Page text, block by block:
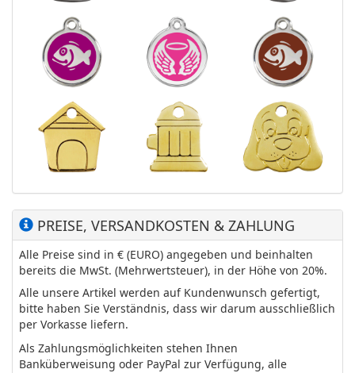
PREISE, VERSANDKOSTEN & ZAHLUNG
Alle Preise sind in € (EURO) angegeben und beinhalten
bereits die MwSt. (Mehrwertsteuer), in der Höhe von 20%.
Alle unsere Artikel werden auf Kundenwunsch gefertigt,
bitte haben Sie Verständnis, dass wir darum ausschließlich
per Vorkasse liefern.
Als Zahlungsmöglichkeiten stehen Ihnen
Banküberweisung oder PayPal zur Verfügung, alle